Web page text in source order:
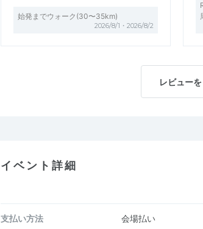
始発までウォーク(30〜35km)
2026/8/1・2026/8/2
レビュー
イベント詳細
支払い方法 会場払い